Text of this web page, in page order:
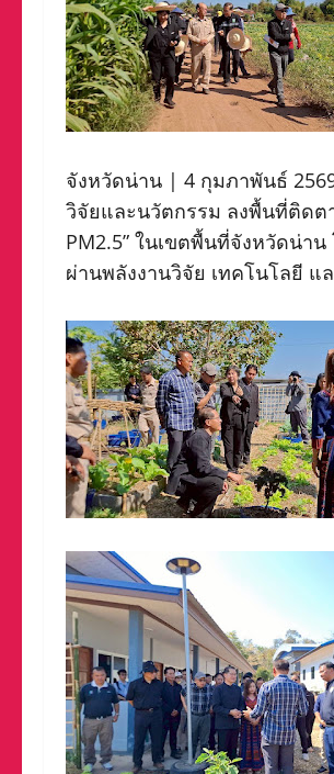
จังหวัดน่าน | 4 กุมภาพันธ์
วิจัยและนวัตกรรม ลงพื้นที่ติดต
PM2.5” ในเขตพื้นที่จังหวัดน่า
ผ่านพลังงานวิจัย เทคโนโลยี